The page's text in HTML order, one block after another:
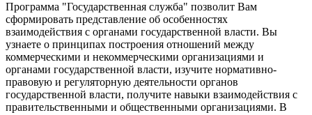
Программа "Государственная служба" позволит Вам
сформировать представление об особенностях
взаимодействия с органами государственной власти. Вы
узнаете о принципах построения отношений между
коммерческими и некоммерческими организациями и
органами государственной власти, изучите нормативно-
правовую и регуляторную деятельности органов
государственной власти, получите навыки взаимодействия с
правительственными и общественными организациями. В